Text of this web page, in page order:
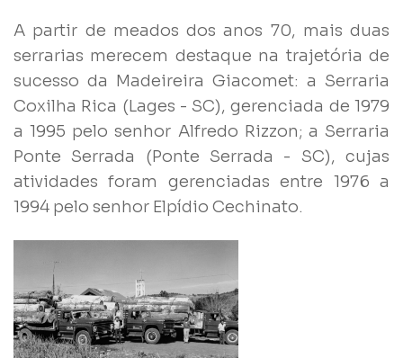
A partir de meados dos anos 70, mais duas
serrarias merecem destaque na trajetória de
sucesso da Madeireira Giacomet: a Serraria
Coxilha Rica (Lages - SC), gerenciada de 1979
a 1995 pelo senhor Alfredo Rizzon; a Serraria
Ponte Serrada (Ponte Serrada - SC), cujas
atividades foram gerenciadas entre 1976 a
1994 pelo senhor Elpídio Cechinato.